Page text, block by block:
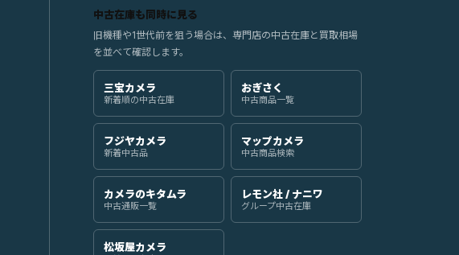
中古在庫も同時に見る
旧機種や1世代前を狙う場合は、専門店の中古在庫と買取相場
を並べて確認します。
三宝カメラ
新着順の中古在庫
おぎさく
中古商品一覧
フジヤカメラ
新着中古品
マップカメラ
中古商品検索
カメラのキタムラ
中古通販一覧
レモン社 / ナニワ
グループ中古在庫
松坂屋カメラ